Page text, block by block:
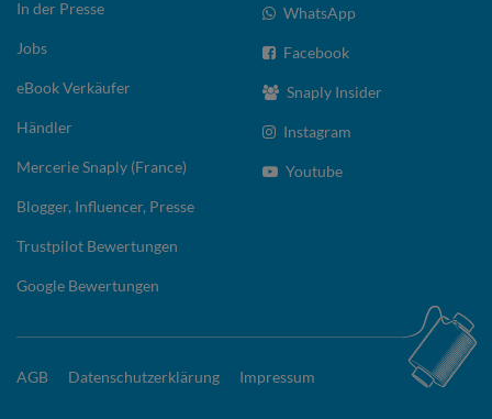
In der Presse
Jobs
eBook Verkäufer
Händler
Mercerie Snaply (France)
Blogger, Influencer, Presse
Trustpilot Bewertungen
Google Bewertungen
WhatsApp
Facebook
Snaply Insider
Instagram
Youtube
AGB Datenschutzerklärung Impressum